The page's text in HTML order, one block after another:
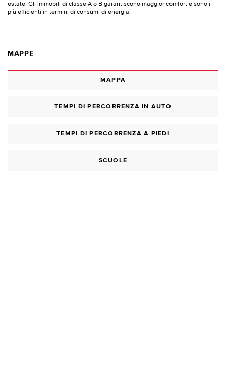
estate. Gli immobili di classe A o B garantiscono maggior comfort e sono i
più efficienti in termini di consumi di energia.
MAPPE
MAPPA
TEMPI DI PERCORRENZA IN AUTO
TEMPI DI PERCORRENZA A PIEDI
SCUOLE